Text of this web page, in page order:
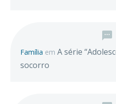
Família em A série
socorro